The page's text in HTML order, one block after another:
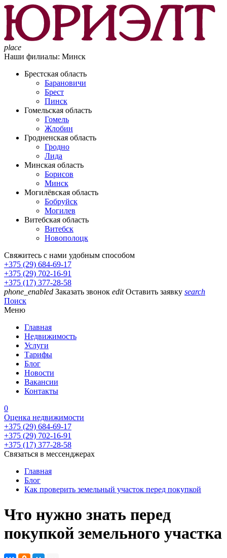
place
Наши филиалы: Минск
Брестская область
Барановичи
Брест
Пинск
Гомельская область
Гомель
Жлобин
Гродненская область
Гродно
Лида
Минская область
Борисов
Минск
Могилёвская область
Бобруйск
Могилев
Витебская область
Витебск
Новополоцк
Свяжитесь с нами удобным способом
+375 (29) 684-69-17
+375 (29) 702-16-91
+375 (17) 377-28-58
phone_enabled Заказать звонок edit Оставить заявку search
Поиск
Меню
Главная
Недвижимость
Услуги
Тарифы
Блог
Новости
Вакансии
Контакты
0
Оценка недвижимости
+375 (29) 684-69-17
+375 (29) 702-16-91
+375 (17) 377-28-58
Связаться в мессенджерах
Главная
Блог
Как проверить земельный участок перед покупкой
Что нужно знать перед
покупкой земельного участка